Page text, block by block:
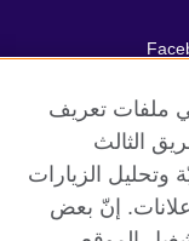
ملفات تعريف
الثالث
وتحليل الزيارات
إنّ بعض